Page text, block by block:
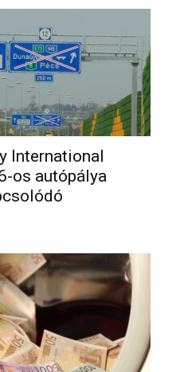
International
os autópálya